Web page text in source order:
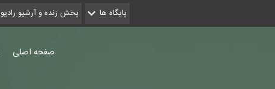
پایگاه ها پخش زنده و آرشیو رادیو
صفحه اصلی